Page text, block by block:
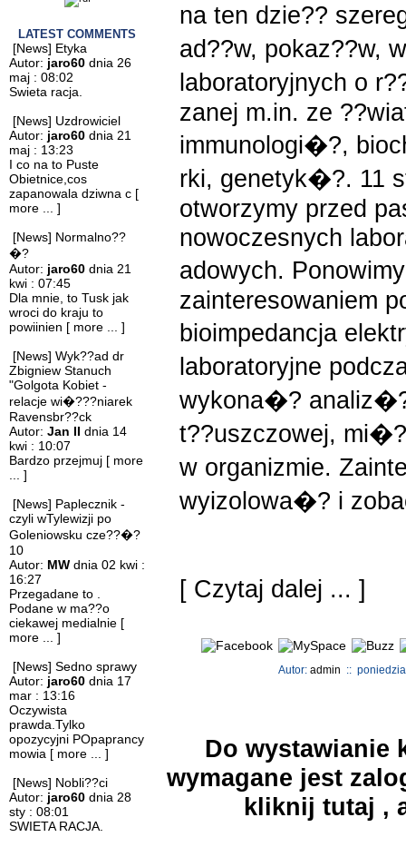
LATEST COMMENTS
[News] Etyka
Autor: jaro60 dnia 26
maj : 08:02
Swieta racja.
[News] Uzdrowiciel
Autor: jaro60 dnia 21
maj : 13:23
I co na to Puste
Obietnice,cos
zapanowala dziwna c [
more ... ]
[News] Normalno??
�?
Autor: jaro60 dnia 21
kwi : 07:45
Dla mnie, to Tusk jak
wroci do kraju to
powiinien [ more ... ]
[News] Wyk??ad dr
Zbigniew Stanuch
"Golgota Kobiet -
relacje wi�???niarek
Ravensbr??ck
Autor: Jan II dnia 14
kwi : 10:07
Bardzo przejmuj [ more
... ]
[News] Paplecznik -
czyli wTylewizji po
Goleniowsku cze??�?
10
Autor: MW dnia 02 kwi :
16:27
Przegadane to .
Podane w ma??o
ciekawej medialnie [
more ... ]
[News] Sedno sprawy
Autor: jaro60 dnia 17
mar : 13:16
Oczywista
prawda.Tylko
opozycyjni POpaprancy
mowia [ more ... ]
[News] Nobli??ci
Autor: jaro60 dnia 28
sty : 08:01
SWIETA RACJA.
na ten dzie??
ad??w, pokaz??w,
laboratoryjnych o
zanej m.in. ze
immunologi�?,
rki, genetyk�?. 11
otworzymy przed
nowoczesnych
adowych.
zainteresowaniem
bioimpedancja
laboratoryjne
wykona�?
t??uszczowej,
w organizmie.
wyizolowa�? i
[ Czytaj dalej ... ]
Autor: admin ::
Do wystawianie
wymagane jest
kliknij tutaj ,